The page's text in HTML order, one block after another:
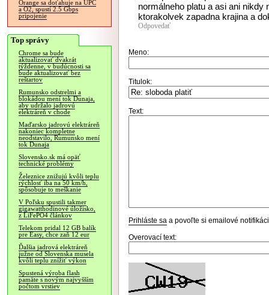
Orange sa doťahuje na UPC
a O2, spustí 2.5 Gbps
pripojenie
Top správy
Chrome sa bude
aktualizovať dvakrát
týždenne, v budúcnosti sa
bude aktualizovať bez
reštartov
Rumunsko odstrelmi a
blokádou mení tok Dunaja,
aby udržalo jadrovú
elektráreň v chode
Maďarsko jadrovú elektráreň
nakoniec kompletne
neodstavilo, Rumunsko mení
tok Dunaja
Slovensko.sk má opäť
technické problémy
Železnice znižujú kvôli teplu
rýchlosť iba na 50 km/h,
spôsobuje to meškanie
V Poľsku spustili takmer
gigawatthodinové úložisko,
z LiFePO4 článkov
Telekom pridal 12 GB balík
pre Easy, chce zaň 12 eur
Ďalšia jadrová elektráreň
južne od Slovenska musela
kvôli teplu znížiť výkon
Spustená výroba flash
pamäte s novým najvyšším
počtom vrstiev
normálneho platu a asi ani nikdy
ktorakolvek zapadna krajina a
Odpovedať
Meno:
Titulok:
Text:
Prihláste sa a povoľte si emailové
Overovací text: